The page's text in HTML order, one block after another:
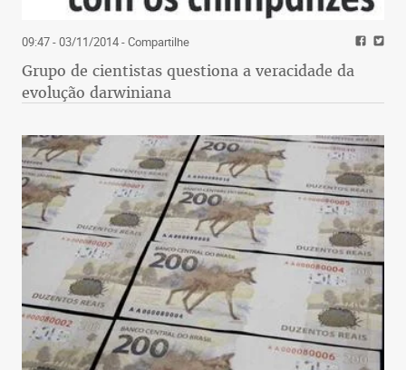
09:47 - 03/11/2014- Compartilhe
Grupo de cientistas questiona a veracidade da
evolução darwiniana